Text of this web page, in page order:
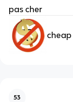
pas cher
cheap
53